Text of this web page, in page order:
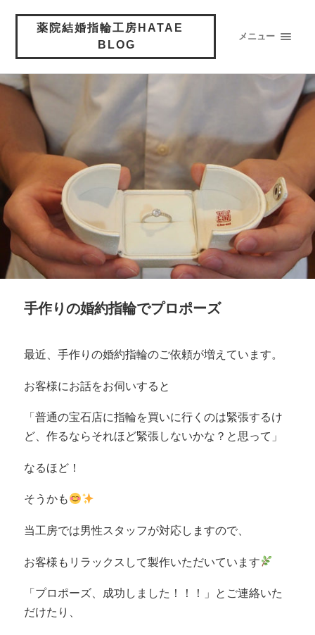
薬院結婚指輪工房HATAE
BLOG
メニュー
手作りの婚約指輪でプロポーズ
最近、手作りの婚約指輪のご依頼が増えています。
お客様にお話をお伺いすると
「普通の宝石店に指輪を買いに行くのは緊張するけ
ど、作るならそれほど緊張しないかな？と思って」
なるほど！
そうかも
当工房では男性スタッフが対応しますので、
お客様もリラックスして製作いただいています
「プロポーズ、成功しました！！！」とご連絡いた
だけたり、